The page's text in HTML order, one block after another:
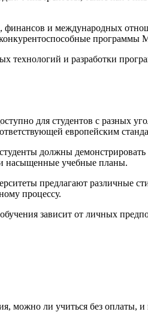
финансов и международных
программы
и разработки
для студентов с разных
европейским
должны
насыщенные учебные планы.
предлагают различные
процессу.
зависит от личных
можно ли учиться без оплаты,